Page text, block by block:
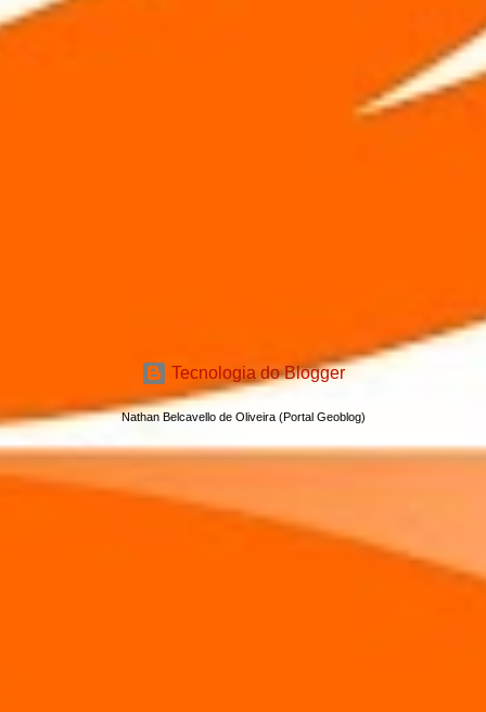
Tecnologia do Blogger
Nathan Belcavello de Oliveira (Portal Geoblog)